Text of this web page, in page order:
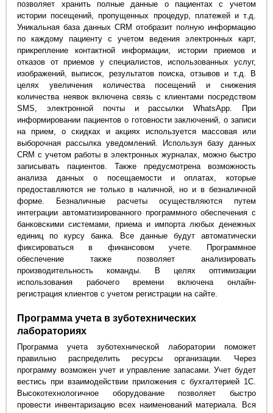
позволяет хранить полные данные о пациентах с учетом
истории посещений, пропущенных процедур, платежей и т.д.
Уникальная база данных CRM отобразит полную информацию
по каждому пациенту с учетом ведения электронных карт,
прикрепление контактной информации, истории приемов и
отказов от приемов у специалистов, использованных услуг,
изображений, выписок, результатов поиска, отзывов и т.д. В
целях увеличения количества посещений и снижения
количества неявок включена связь с клиентами посредством
SMS, электронной почты и рассылки WhatsApp. При
информировании пациентов о готовности заключений, о записи
на прием, о скидках и акциях используется массовая или
выборочная рассылка уведомлений. Используя базу данных
CRM с учетом работы в электронных журналах, можно быстро
записывать пациентов. Также предусмотрена возможность
анализа данных о посещаемости и оплатах, которые
предоставляются не только в наличной, но и в безналичной
форме. Безналичные расчеты осуществляются путем
интеграции автоматизированного программного обеспечения с
банковскими системами, приема и импорта любых денежных
единиц по курсу банка. Все данные будут автоматически
фиксироваться в финансовом учете. Программное
обеспечение также позволяет анализировать
производительность команды. В целях оптимизации
использования рабочего времени включена онлайн-
регистрация клиентов с учетом регистрации на сайте.
Программа учета в зуботехнических
лабораториях
Программа учета зуботехнической лаборатории поможет
правильно распределить ресурсы организации. Через
программу возможен учет и управление запасами. Учет будет
вестись при взаимодействии приложения с бухгалтерией 1С.
Высокотехнологичное оборудование позволяет быстро
провести инвентаризацию всех наименований материала. Вся